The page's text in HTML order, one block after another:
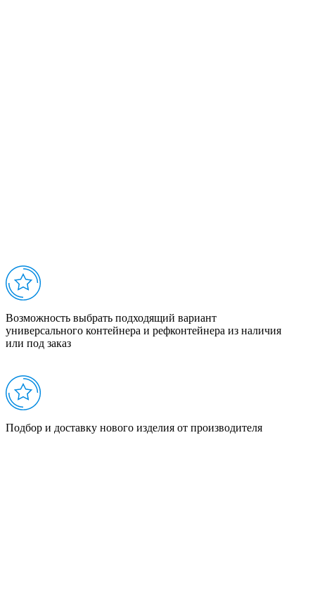
Возможность выбрать подходящий вариант
универсального контейнера и рефконтейнера из наличия
или под заказ
Подбор и доставку нового изделия от производителя